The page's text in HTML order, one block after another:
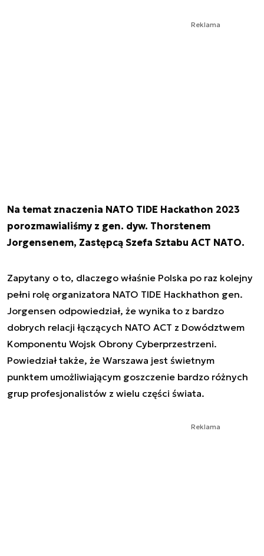
Reklama
Na temat znaczenia NATO TIDE Hackathon 2023
porozmawialiśmy z gen. dyw. Thorstenem
Jorgensenem, Zastępcą Szefa Sztabu ACT NATO.
Zapytany o to, dlaczego właśnie Polska po raz kolejny
pełni rolę organizatora NATO TIDE Hackhathon gen.
Jorgensen odpowiedział, że wynika to z bardzo
dobrych relacji łączących NATO ACT z Dowództwem
Komponentu Wojsk Obrony Cyberprzestrzeni.
Powiedział także, że Warszawa jest świetnym
punktem umożliwiającym goszczenie bardzo różnych
grup profesjonalistów z wielu części świata.
Reklama